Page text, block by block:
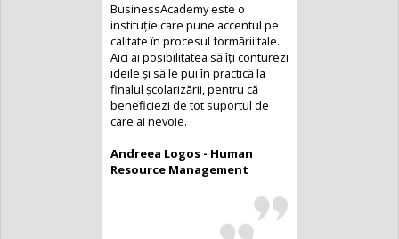
BusinessAcademy este o
instituție care pune accentul pe
calitate în procesul formării tale.
Aici ai posibilitatea să îți conturezi
ideile și să le pui în practică la
finalul școlarizării, pentru că
beneficiezi de tot suportul de
care ai nevoie.
Andreea Logos - Human
Resource Management